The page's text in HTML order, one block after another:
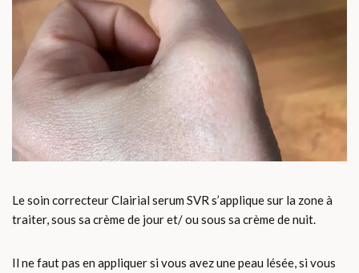
Le soin correcteur Clairial serum SVR s’applique sur la zone à
traiter, sous sa crème de jour et/ ou sous sa crème de nuit.
Il ne faut pas en appliquer si vous avez une peau lésée, si vous